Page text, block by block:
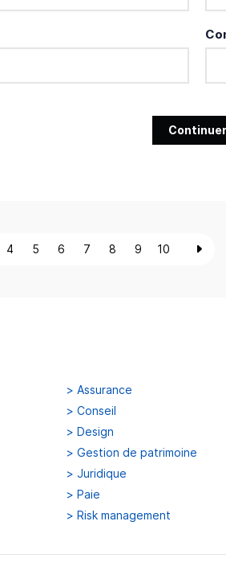
Continuer
4 5 6 7 8 9 10
> Assurance
> Conseil
> Design
> Gestion de patrimoine
> Juridique
> Paie
> Risk management